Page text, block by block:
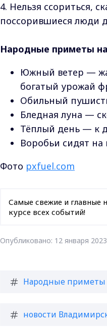
4. Нельзя ссориться,
поссорившиеся люди
Народные приметы на
Южный ветер —
богатый урожай
Обильный
Бледная луна —
Тёплый день — к
Воробьи сидят на
Фото pxfuel.com
Самые свежие и главные
курсе всех событий!
Опубликовано: 12 января
Народные приметы
новости